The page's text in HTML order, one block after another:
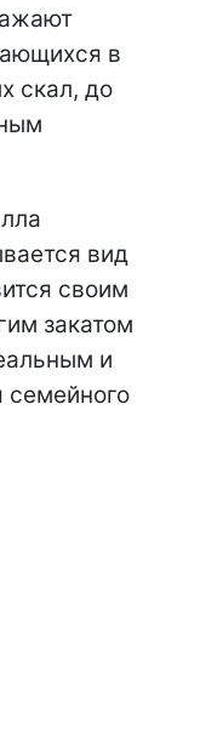
в
скал, до
вид
своим
закатом
и